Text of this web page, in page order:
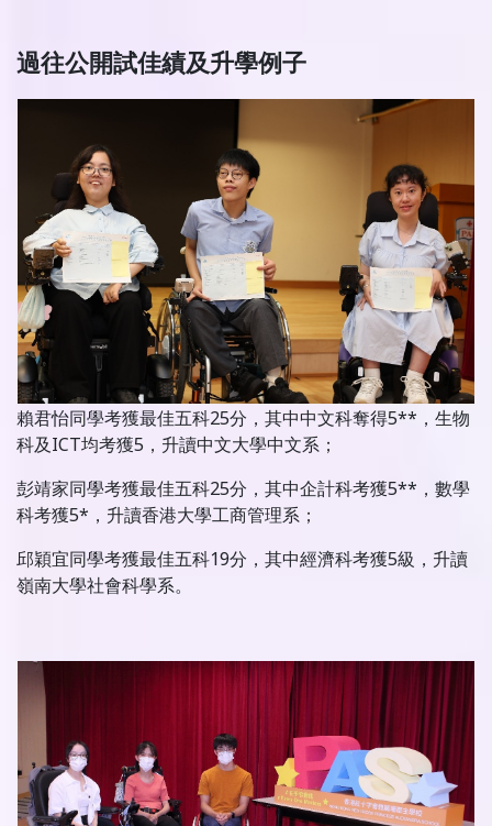
過往公開試佳績及升學例子
賴君怡同學考獲最佳五科25分，其中中文科奪得5**，生物
科及ICT均考獲5，升讀中文大學中文系；
彭靖家同學考獲最佳五科25分，其中企計科考獲5**，數學
科考獲5*，升讀香港大學工商管理系；
邱穎宜同學考獲最佳五科19分，其中經濟科考獲5級，升讀
嶺南大學社會科學系。